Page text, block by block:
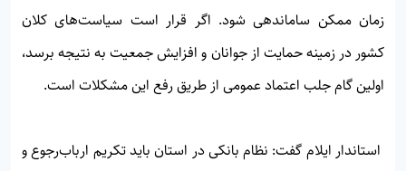
زمان ممکن ساماندهی شود. اگر قرار است سیاست‌های کلان
کشور در زمینه حمایت از جوانان و افزایش جمعیت به نتیجه برسد،
اولین گام جلب اعتماد عمومی از طریق رفع این مشکلات است.
استاندار ایلام گفت: نظام بانکی در استان باید تکریم ارباب‌رجوع و